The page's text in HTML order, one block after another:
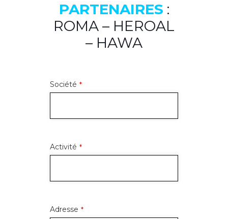
PARTENAIRES :
ROMA – HEROAL
– HAWA
Société *
Activité *
Adresse *